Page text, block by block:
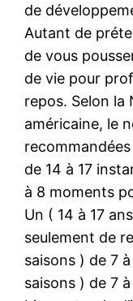
de
Autant de
de vous
de vie pour
repos. Selon la
américaine, le
de 14 à 17
à 8 moments
Un ( 14 à 17
seulement de
saisons ) de 7
saisons ) de 7